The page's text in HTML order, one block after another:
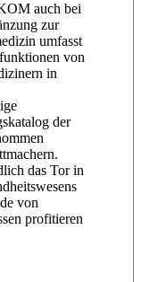
auch bei
zur
umfasst
von
in
der
das Tor in
von
profitieren